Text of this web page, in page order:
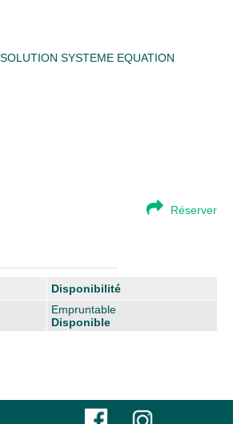
SYSTEME EQUATION
Réserver
Disponibilité
Empruntable
Disponible